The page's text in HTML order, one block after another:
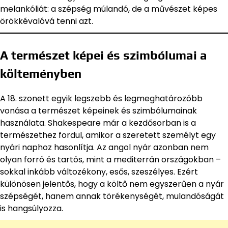
melankóliát: a szépség múlandó, de a művészet képes
örökkévalóvá tenni azt.
A természet képei és szimbólumai a
költeményben
A 18. szonett egyik legszebb és legmeghatározóbb
vonása a természet képeinek és szimbólumainak
használata. Shakespeare már a kezdősorban is a
természethez fordul, amikor a szeretett személyt egy
nyári naphoz hasonlítja. Az angol nyár azonban nem
olyan forró és tartós, mint a mediterrán országokban –
sokkal inkább változékony, esős, szeszélyes. Ezért
különösen jelentős, hogy a költő nem egyszerűen a nyár
szépségét, hanem annak törékenységét, mulandóságát
is hangsúlyozza.